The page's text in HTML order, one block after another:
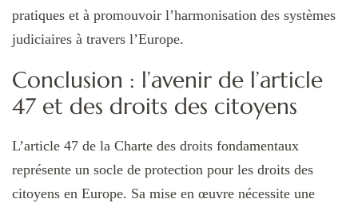
pratiques et à promouvoir l’harmonisation des systèmes
judiciaires à travers l’Europe.
Conclusion : l’avenir de l’article
47 et des droits des citoyens
L’article 47 de la Charte des droits fondamentaux
représente un socle de protection pour les droits des
citoyens en Europe. Sa mise en œuvre nécessite une